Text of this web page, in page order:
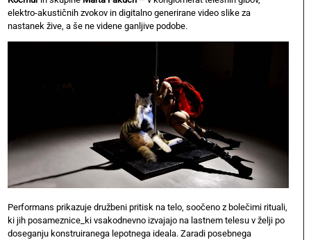
elektro-akustičnih zvokov in digitalno generirane video slike za
nastanek žive, a še ne videne ganljive podobe.
Performans prikazuje družbeni pritisk na telo, soočeno z bolečimi rituali,
ki jih posameznice_ki vsakodnevno izvajajo na lastnem telesu v želji po
doseganju konstruiranega lepotnega ideala. Zaradi posebnega